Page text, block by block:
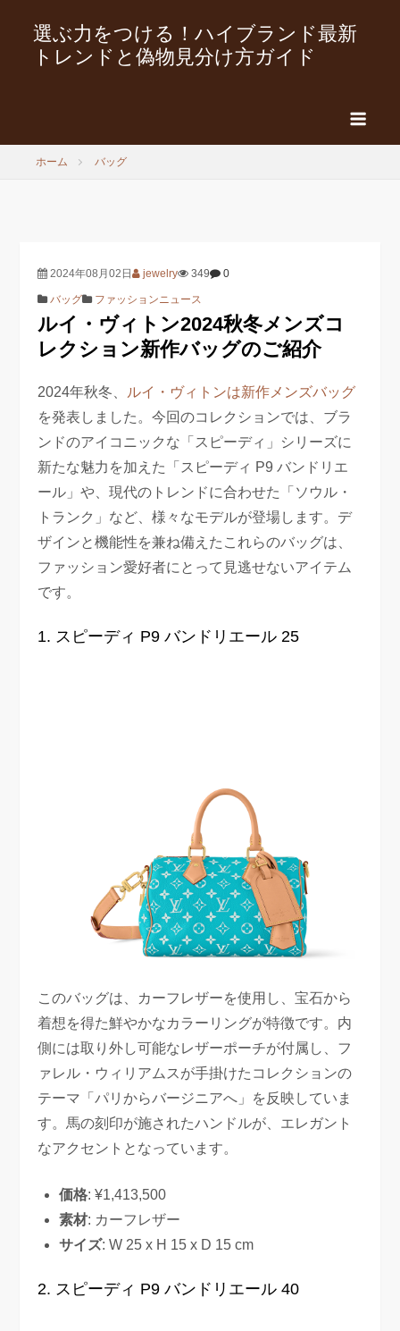
選ぶ力をつける！ハイブランド最新
トレンドと偽物見分け方ガイド
ホーム バッグ
2024年08月02日 jewelry 349 0
バッグ ファッションニュース
ルイ・ヴィトン2024秋冬メンズコ
レクション新作バッグのご紹介
2024年秋冬、 ルイ・ヴィトンは新作メンズバッグ
を発表しました。今回のコレクションでは、ブラ
ンドのアイコニックな「スピーディ」シリーズに
新たな魅力を加えた「スピーディ P9 バンドリエ
ール」や、現代のトレンドに合わせた「ソウル・
トランク」など、様々なモデルが登場します。デ
ザインと機能性を兼ね備えたこれらのバッグは、
ファッション愛好者にとって見逃せないアイテム
です。
1. スピーディ P9 バンドリエール 25
このバッグは、カーフレザーを使用し、宝石から
着想を得た鮮やかなカラーリングが特徴です。内
側には取り外し可能なレザーポーチが付属し、フ
ァレル・ウィリアムスが手掛けたコレクションの
テーマ「パリからバージニアへ」を反映していま
す。馬の刻印が施されたハンドルが、エレガント
なアクセントとなっています。
価格: ¥1,413,500
素材: カーフレザー
サイズ: W 25 x H 15 x D 15 cm
2. スピーディ P9 バンドリエール 40